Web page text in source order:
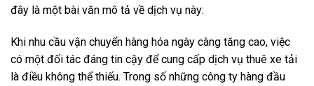
đây là một bài văn mô tả về dịch vụ này:
Khi nhu cầu vận chuyển hàng hóa ngày càng tăng cao, việc
có một đối tác đáng tin cậy để cung cấp dịch vụ thuê xe tải
là điều không thể thiếu. Trong số những công ty hàng đầu